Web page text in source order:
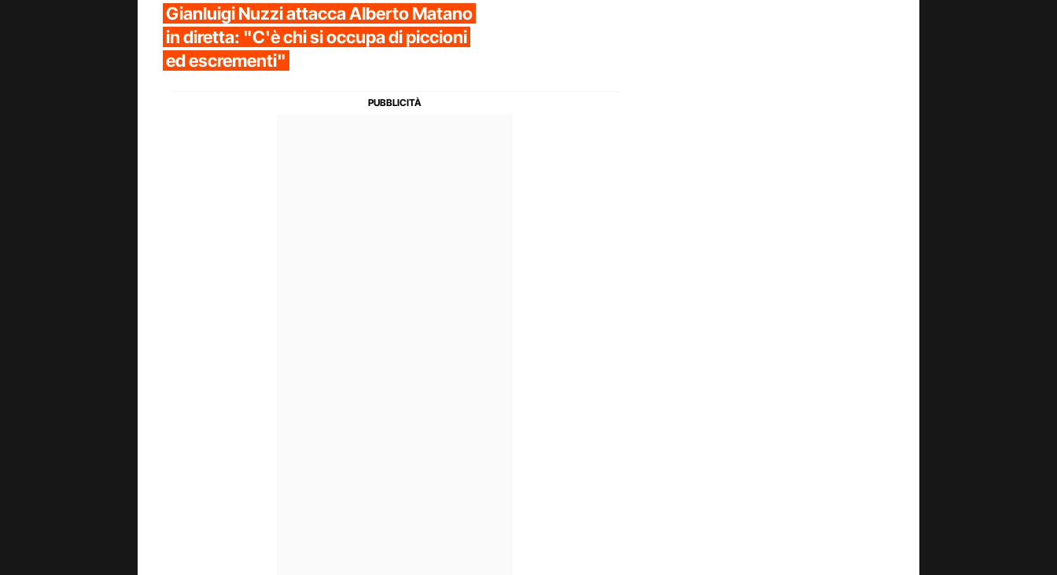
Gianluigi Nuzzi attacca Alberto Matano
in diretta: "C'è chi si occupa di piccioni
ed escrementi"